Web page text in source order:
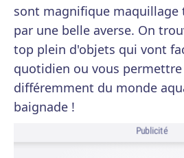
sont magnifique maquillage
par une belle averse. On
top plein d'objets qui vont
quotidien ou vous
différemment du monde
baignade !
Publicité